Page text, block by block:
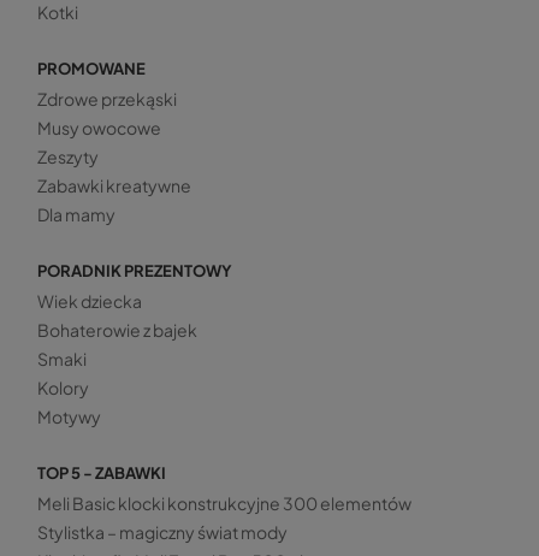
Kotki
PROMOWANE
Zdrowe przekąski
Musy owocowe
Zeszyty
Zabawki kreatywne
Dla mamy
PORADNIK PREZENTOWY
Wiek dziecka
Bohaterowie z bajek
Smaki
Kolory
Motywy
TOP 5 - ZABAWKI
Meli Basic klocki konstrukcyjne 300 elementów
Stylistka – magiczny świat mody